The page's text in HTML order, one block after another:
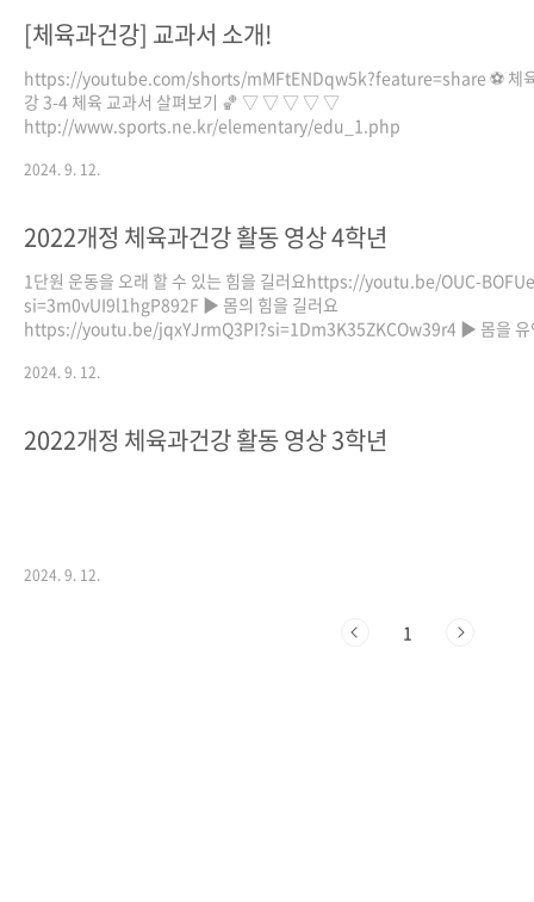
https://youtu.be/toQ5MsZsdUs https://youtu.be/S-dSfbvumKM
재..
[체육과건강] 교과서 소개!
https://youtube.com/shorts/mMFtENDqw5k?feature=share ⚽ 체
강 3-4 체육 교과서 살펴보기 🏀 ▽ ▽ ▽ ▽ ▽
http://www.sports.ne.kr/elementary/edu_1.php
2024. 9. 12.
2022개정 체육과건강 활동 영상 4학년
1단원 운동을 오래 할 수 있는 힘을 길러요https://youtu.be/OUC-
si=3m0vUI9l1hgP892F ▶ 몸의 힘을 길러요
https://youtu.be/jqxYJrmQ3PI?si=1Dm3K35ZKCOw39r4 ▶ 몸을 유
순간적으로 강한 힘을 내요https://youtu.be/WXzCcx_PIvo?
2024. 9. 12.
2022개정 체육과건강 활동 영상 3학년
2024. 9. 12.
1